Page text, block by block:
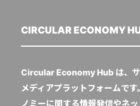
CIRCULAR ECONOMY
Circular Economy Hub は、
メディアプラットフォームで
ノミーに関する情報発信やネ